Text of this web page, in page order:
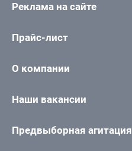
Реклама на сайте
Прайс-лист
О компании
Наши вакансии
Предвыборная агитация